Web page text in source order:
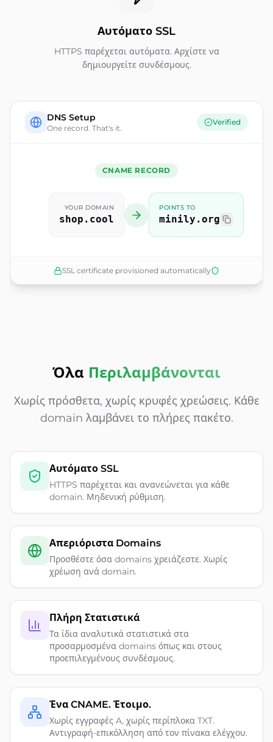
Αυτόματο SSL
HTTPS παρέχεται αυτόματα. Αρχίστε να
δημιουργείτε συνδέσμους.
DNS Setup
One record. That's it.
Verified
CNAME RECORD
YOUR DOMAIN
shop.cool
POINTS TO
minily.org
SSL certificate provisioned automatically
Όλα Περιλαμβάνονται
Χωρίς πρόσθετα, χωρίς κρυφές χρεώσεις. Κάθε
domain λαμβάνει το πλήρες πακέτο.
Αυτόματο SSL
HTTPS παρέχεται και ανανεώνεται για κάθε
domain. Μηδενική ρύθμιση.
Απεριόριστα Domains
Προσθέστε όσα domains χρειάζεστε. Χωρίς
χρέωση ανά domain.
Πλήρη Στατιστικά
Τα ίδια αναλυτικά στατιστικά στα
προσαρμοσμένα domains όπως και στους
προεπιλεγμένους συνδέσμους.
Ένα CNAME. Έτοιμο.
Χωρίς εγγραφές A, χωρίς περίπλοκα TXT.
Αντιγραφή-επικόλληση από τον πίνακα ελέγχου.